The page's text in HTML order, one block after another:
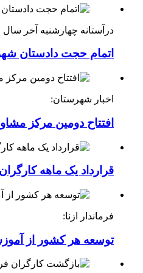
درآستانه چهارشنبه آخر سال
اتمام حجت دادستان
اخبار شهرستان:
افتتاح دومین مرکز
قرارداد یک ماهه
فرماندار ازنا:
توسعه هر کشور از